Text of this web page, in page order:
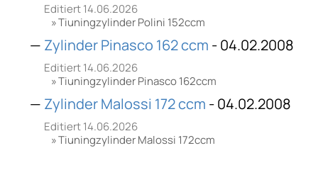
Editiert 14.06.2026
Tiuningzylinder Polini 152ccm
Zylinder Pinasco 162 ccm - 04.02.2008
Editiert 14.06.2026
Tiuningzylinder Pinasco 162ccm
Zylinder Malossi 172 ccm - 04.02.2008
Editiert 14.06.2026
Tiuningzylinder Malossi 172ccm